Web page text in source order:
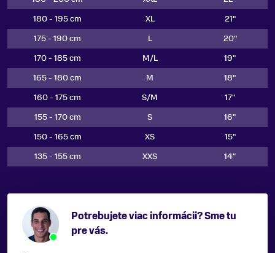
180 - 195 cm
XL
21"
175 - 190 cm
L
20"
170 - 185 cm
M/L
19"
165 - 180 cm
M
18"
160 - 175 cm
S/M
17"
155 - 170 cm
S
16"
150 - 165 cm
XS
15"
135 - 155 cm
XXS 14"
Potrebujete viac informácii? Sme tu
pre vás.